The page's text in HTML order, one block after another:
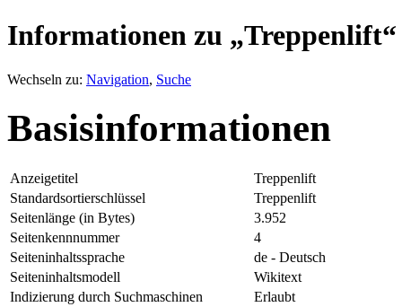
Informationen zu „Treppenlift“
Wechseln zu: Navigation, Suche
Basisinformationen
Anzeigetitel
Treppenlift
Standardsortierschlüssel
Treppenlift
Seitenlänge (in Bytes)
3.952
Seitenkennnummer
4
Seiteninhaltssprache
de - Deutsch
Seiteninhaltsmodell
Wikitext
Indizierung durch Suchmaschinen
Erlaubt